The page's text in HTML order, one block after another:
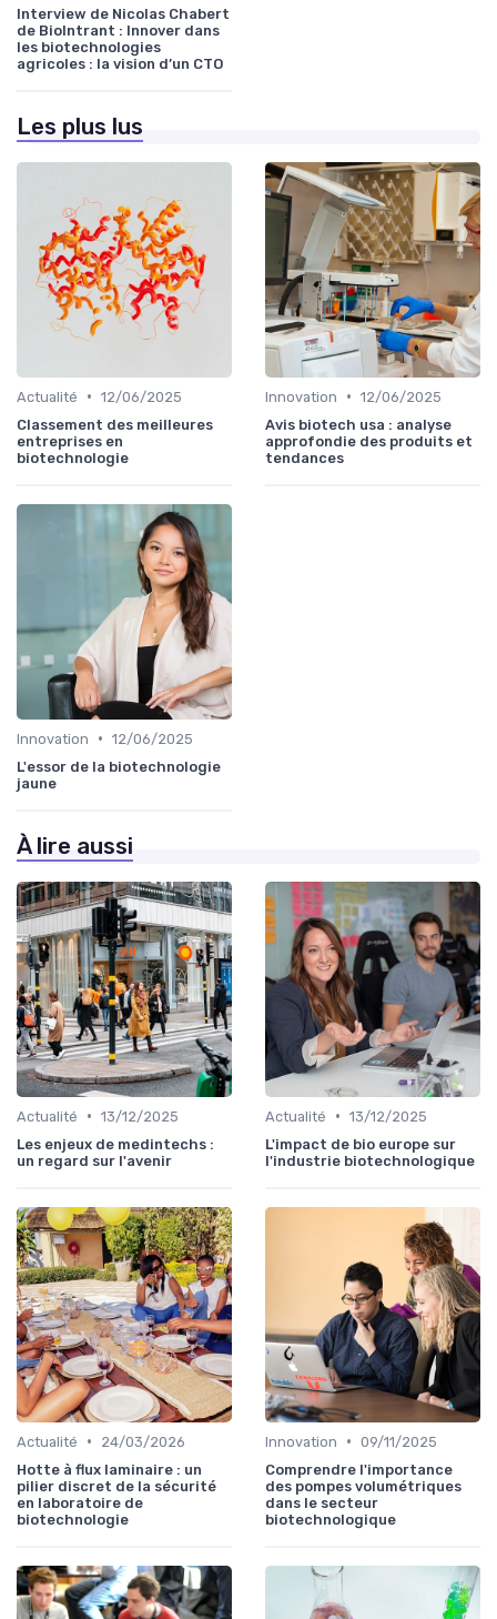
Interview de Nicolas Chabert
de BioIntrant : Innover dans
les biotechnologies
agricoles : la vision d’un CTO
Les plus lus
Actualité • 12/06/2025
Classement des meilleures
entreprises en
biotechnologie
Innovation • 12/06/2025
Avis biotech usa : analyse
approfondie des produits et
tendances
Innovation • 12/06/2025
L'essor de la biotechnologie
jaune
À lire aussi
Actualité • 13/12/2025
Les enjeux de medintechs :
un regard sur l'avenir
Actualité • 13/12/2025
L'impact de bio europe sur
l'industrie biotechnologique
Actualité •
24/03/2026
Hotte à flux laminaire : un
pilier discret de la sécurité
en laboratoire de
biotechnologie
Innovation • 09/11/2025
Comprendre l'importance
des pompes volumétriques
dans le secteur
biotechnologique